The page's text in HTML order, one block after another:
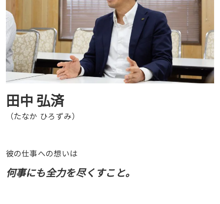
田中 弘済
（たなか ひろずみ）
彼の仕事への想いは
何事にも全力を尽くすこと。